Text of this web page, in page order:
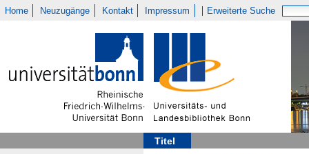
Home Neuzugänge Kontakt Impressum Erweiterte Suche
Titel